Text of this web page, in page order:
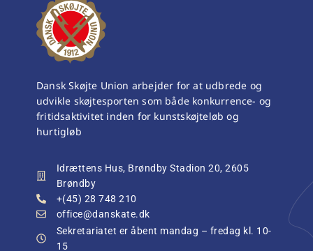
Dansk Skøjte Union arbejder for at udbrede og
udvikle skøjtesporten som både konkurrence- og
fritidsaktivitet inden for kunstskøjteløb og
hurtigløb
Idrættens Hus, Brøndby Stadion 20, 2605
Brøndby
+(45) 28 748 210
office@danskate.dk
Sekretariatet er åbent mandag – fredag kl. 10-
15